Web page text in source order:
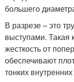
большего
В разрезе – это
выступами. Такая
жесткость от
обеспечивают
тонких